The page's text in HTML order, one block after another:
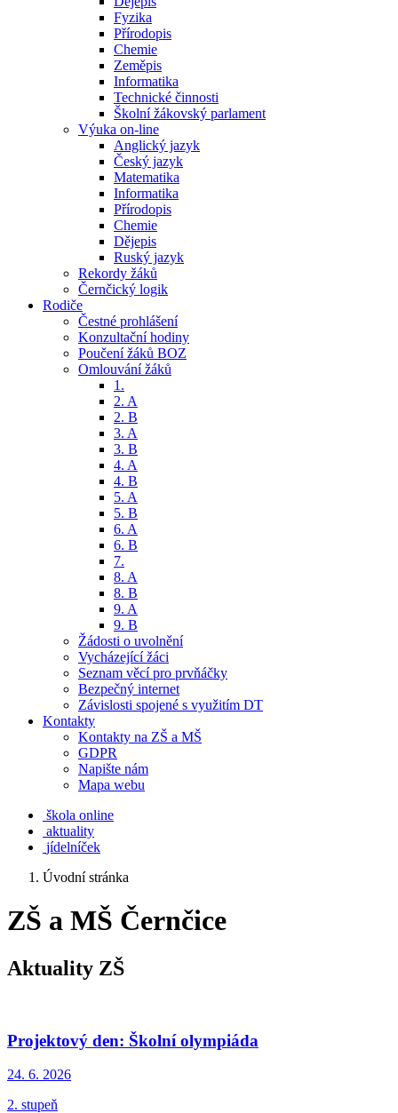
Fyzika
Přírodopis
Chemie
Zeměpis
Informatika
Technické činnosti
Školní žákovský parlament
Výuka on-line
Anglický jazyk
Český jazyk
Matematika
Informatika
Přírodopis
Chemie
Dějepis
Ruský jazyk
Rekordy žáků
Černčický logik
Rodiče
Čestné prohlášení
Konzultační hodiny
Poučení žáků BOZ
Omlouvání žáků
1.
2. A
2. B
3. A
3. B
4. A
4. B
5. A
5. B
6. A
6. B
7.
8. A
8. B
9. A
9. B
Žádosti o uvolnění
Vycházející žáci
Seznam věcí pro prvňáčky
Bezpečný internet
Závislosti spojené s využitím DT
Kontakty
Kontakty na ZŠ a MŠ
GDPR
Napište nám
Mapa webu
škola online
aktuality
jídelníček
Úvodní stránka
ZŠ a MŠ Černčice
Aktuality ZŠ
Projektový den: Školní olympiáda
24. 6. 2026
2. stupeň